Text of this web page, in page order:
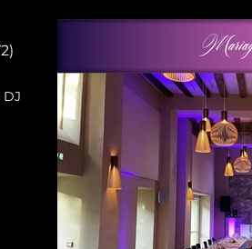
DJ